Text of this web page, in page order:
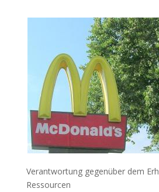
Verantwortung gegenüber dem
Ressourcen